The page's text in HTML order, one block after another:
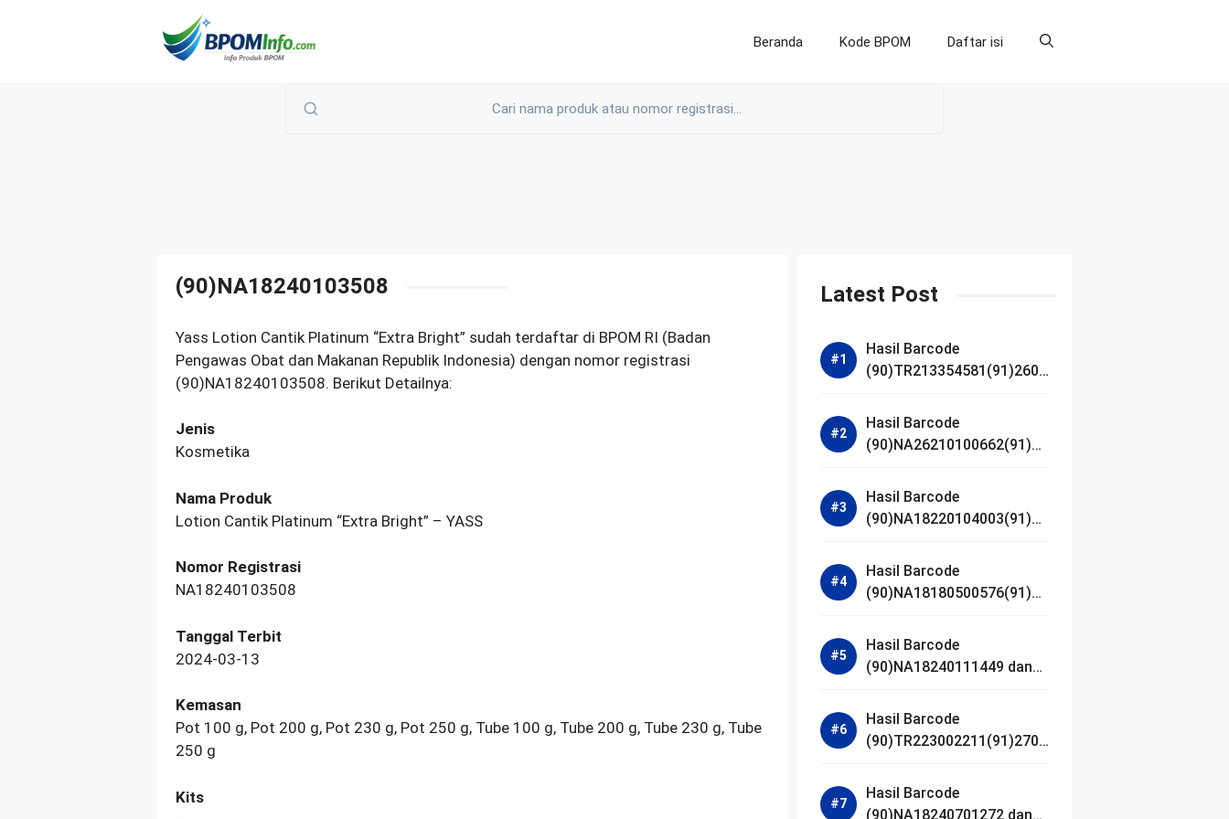
Beranda Kode BPOM Daftar isi
(90)NA18240103508
Yass Lotion Cantik Platinum “Extra Bright” sudah terdaftar di BPOM RI (Badan
Pengawas Obat dan Makanan Republik Indonesia) dengan nomor registrasi
(90)NA18240103508. Berikut Detailnya:
Jenis
Kosmetika
Nama Produk
Lotion Cantik Platinum “Extra Bright” – YASS
Nomor Registrasi
NA18240103508
Tanggal Terbit
2024-03-13
Kemasan
Pot 100 g, Pot 200 g, Pot 230 g, Pot 250 g, Tube 100 g, Tube 200 g, Tube 230 g, Tube
250 g
Kits
Latest Post
Hasil Barcode
(90)TR213354581(91)2607
Hasil Barcode
(90)NA26210100662(91)24
Hasil Barcode
(90)NA18220104003(91)25
Hasil Barcode
(90)NA18180500576(91)21
Hasil Barcode
(90)NA18240111449 dan
Hasil Barcode
(90)TR223002211(91)2701
Hasil Barcode
(90)NA18240701272 dan